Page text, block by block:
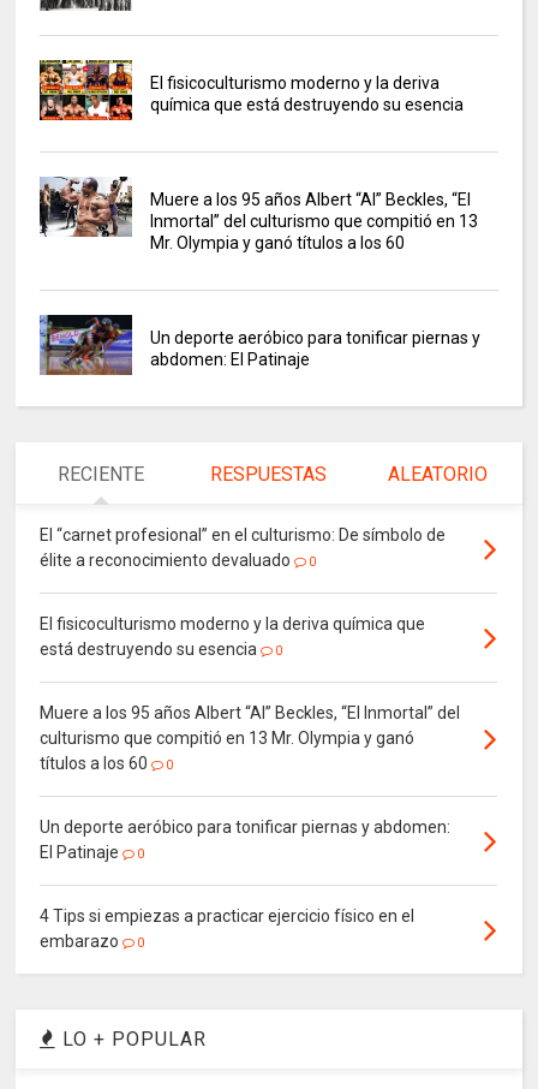
El fisicoculturismo moderno y la deriva
química que está destruyendo su esencia
Muere a los 95 años Albert “Al” Beckles, “El
Inmortal” del culturismo que compitió en 13
Mr. Olympia y ganó títulos a los 60
Un deporte aeróbico para tonificar piernas y
abdomen: El Patinaje
RECIENTE RESPUESTAS ALEATORIO
El “carnet profesional” en el culturismo: De símbolo de
élite a reconocimiento devaluado
0
El fisicoculturismo moderno y la deriva química que
está destruyendo su esencia
0
Muere a los 95 años Albert “Al” Beckles, “El Inmortal” del
culturismo que compitió en 13 Mr. Olympia y ganó
títulos a los 60
0
Un deporte aeróbico para tonificar piernas y abdomen:
El Patinaje
0
4 Tips si empiezas a practicar ejercicio físico en el
embarazo
0
LO + POPULAR